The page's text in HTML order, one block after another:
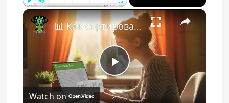
Unmute Fullscreen ×
Play Video
📊 Как сортировать данные в Excel
Watch on